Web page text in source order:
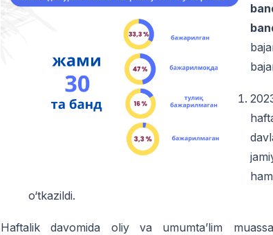
o‘tkazildi.
Haftalik davomida oliy va umumta’lim